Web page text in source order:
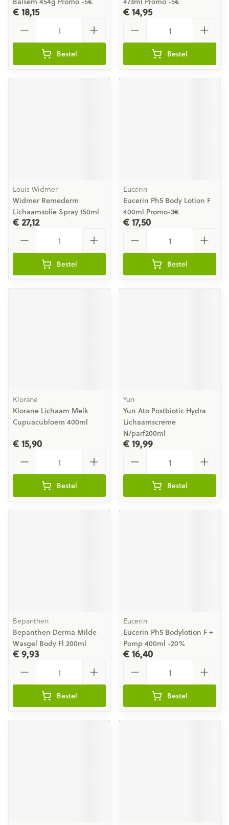
€ 18,15
Bestel
€ 14,95
Bestel
Louis Widmer
Widmer Remederm
Lichaamsolie Spray 150ml
€ 27,12
Bestel
Eucerin
Eucerin Ph5 Body Lotion F
400ml Promo-3€
€ 17,50
Bestel
Klorane
Klorane Lichaam Melk
Cupuacubloem 400ml
€ 15,90
Bestel
Yun
Yun Ato Postbiotic Hydra
Lichaamscreme
N/parf200ml
€ 19,99
Bestel
Bepanthen
Bepanthen Derma Milde
Wasgel Body Fl 200ml
€ 9,93
Bestel
Eucerin
Eucerin Ph5 Bodylotion F +
Pomp 400ml -20%
€ 16,40
Bestel